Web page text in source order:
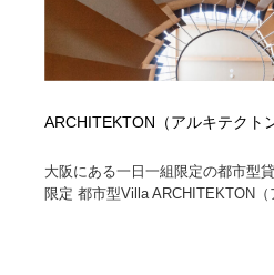
ARCHITEKTON（アルキテクト
大阪にある一日一組限定の都市型
限定 都市型Villa ARCHITEKTON（